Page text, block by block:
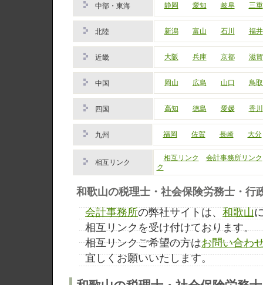
中部・東海 静岡 愛知 岐阜 三重
北陸 新潟 富山 石川 福井
近畿 大阪 兵庫 京都 滋賀
中国 岡山 広島 山口 鳥取
四国 高知 徳島 愛媛 香川
九州 福岡 佐賀 長崎 大分
相互リンク
相互リンク
会計事務所リンク
ク
和歌山の税理士・社会保険労務士・行
会計事務所の弊社サイトは、 和歌山
相互リンクを受け付けております。
相互リンクご希望の方はお問い合わ
宜しくお願いいたします。